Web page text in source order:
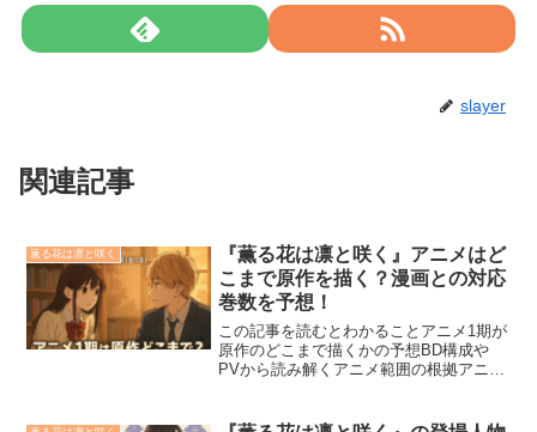
slayer
関連記事
薫る花は凛と咲く
『薫る花は凛と咲く』アニメはど
こまで原作を描く？漫画との対応
巻数を予想！
この記事を読むとわかることアニメ1期が
原作のどこまで描くかの予想BD構成や
PVから読み解くアニメ範囲の根拠アニメ
こまで描くのか気になりますよね。アニ